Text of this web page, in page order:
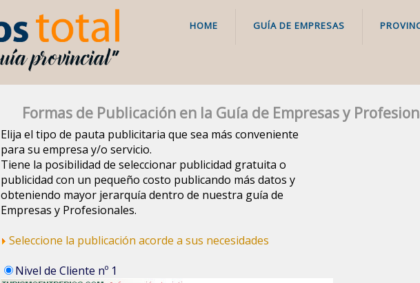
HOME GUÍA DE EMPRESAS
Formas de Publicación en la Guía de Empresas y
Elija el tipo de pauta publicitaria que sea más conveniente
para su empresa y/o servicio.
Tiene la posibilidad de seleccionar publicidad gratuita o
publicidad con un pequeño costo publicando más datos y
obteniendo mayor jerarquía dentro de nuestra guía de
Empresas y Profesionales.
Seleccione la publicación acorde a sus necesidades
Nivel de Cliente nº 1